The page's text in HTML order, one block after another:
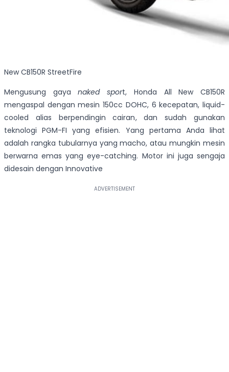
New CB150R StreetFire
Mengusung gayanaked sport, Honda All New CB150R
mengaspal dengan mesin 150cc DOHC, 6 kecepatan, liquid-
cooled alias berpendingin cairan, dan sudah gunakan
teknologi PGM-FI yang efisien. Yang pertama Anda lihat
adalah rangka tubularnya yang macho, atau mungkin mesin
berwarna emas yang eye-catching. Motor ini juga sengaja
didesain dengan Innovative